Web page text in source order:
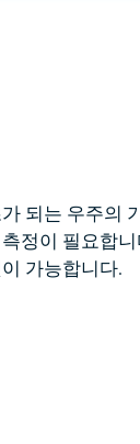
되는 우주의
정이 필요합
가능합니다.